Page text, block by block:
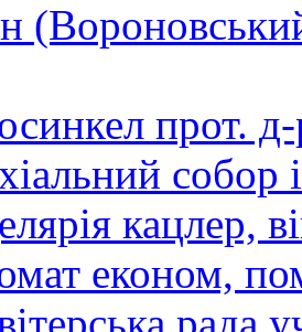
прот.
собор
кацлер,
економ,